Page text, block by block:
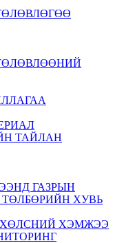
ТАЙЛАН
ГАЗРЫН
ХУВЬ
ХЭМЖЭЭ